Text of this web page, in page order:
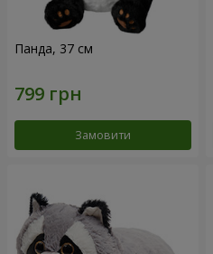
Панда, 37 см
Замовити